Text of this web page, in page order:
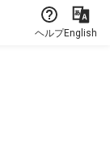
ヘルプEnglish